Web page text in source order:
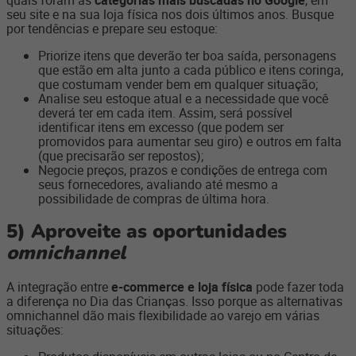
seu site e na sua loja física nos dois últimos anos. Busque
por tendências e prepare seu estoque:
Priorize itens que deverão ter boa saída, personagens
que estão em alta junto a cada público e itens coringa,
que costumam vender bem em qualquer situação;
Analise seu estoque atual e a necessidade que você
deverá ter em cada item. Assim, será possível
identificar itens em excesso (que podem ser
promovidos para aumentar seu giro) e outros em falta
(que precisarão ser repostos);
Negocie preços, prazos e condições de entrega com
seus fornecedores, avaliando até mesmo a
possibilidade de compras de última hora.
5) Aproveite as oportunidades
omnichannel
A integração entree-commerce e loja física pode fazer toda
a diferença no Dia das Crianças. Isso porque as alternativas
omnichannel dão mais flexibilidade ao varejo em várias
situações: